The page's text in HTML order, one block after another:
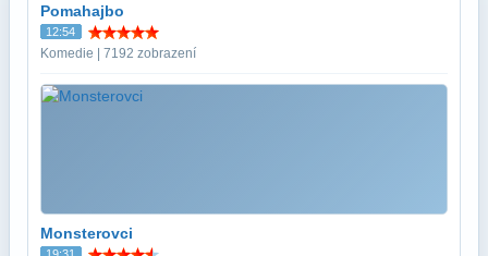
Pomahajbo
12:54
Komedie | 7192 zobrazení
Monsterovci